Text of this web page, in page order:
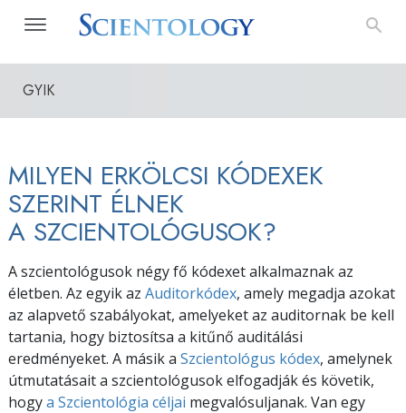
GYIK
MILYEN ERKÖLCSI KÓDEXEK
SZERINT ÉLNEK
A SZCIENTOLÓGUSOK?
A szcientológusok négy fő kódexet alkalmaznak az
életben. Az egyik az Auditorkódex, amely megadja azokat
az alapvető szabályokat, amelyeket az auditornak be kell
tartania, hogy biztosítsa a kitűnő auditálási
eredményeket. A másik a Szcientológus kódex, amelynek
útmutatásait a szcientológusok elfogadják és követik,
hogya Szcientológia céljai megvalósuljanak. Van egy